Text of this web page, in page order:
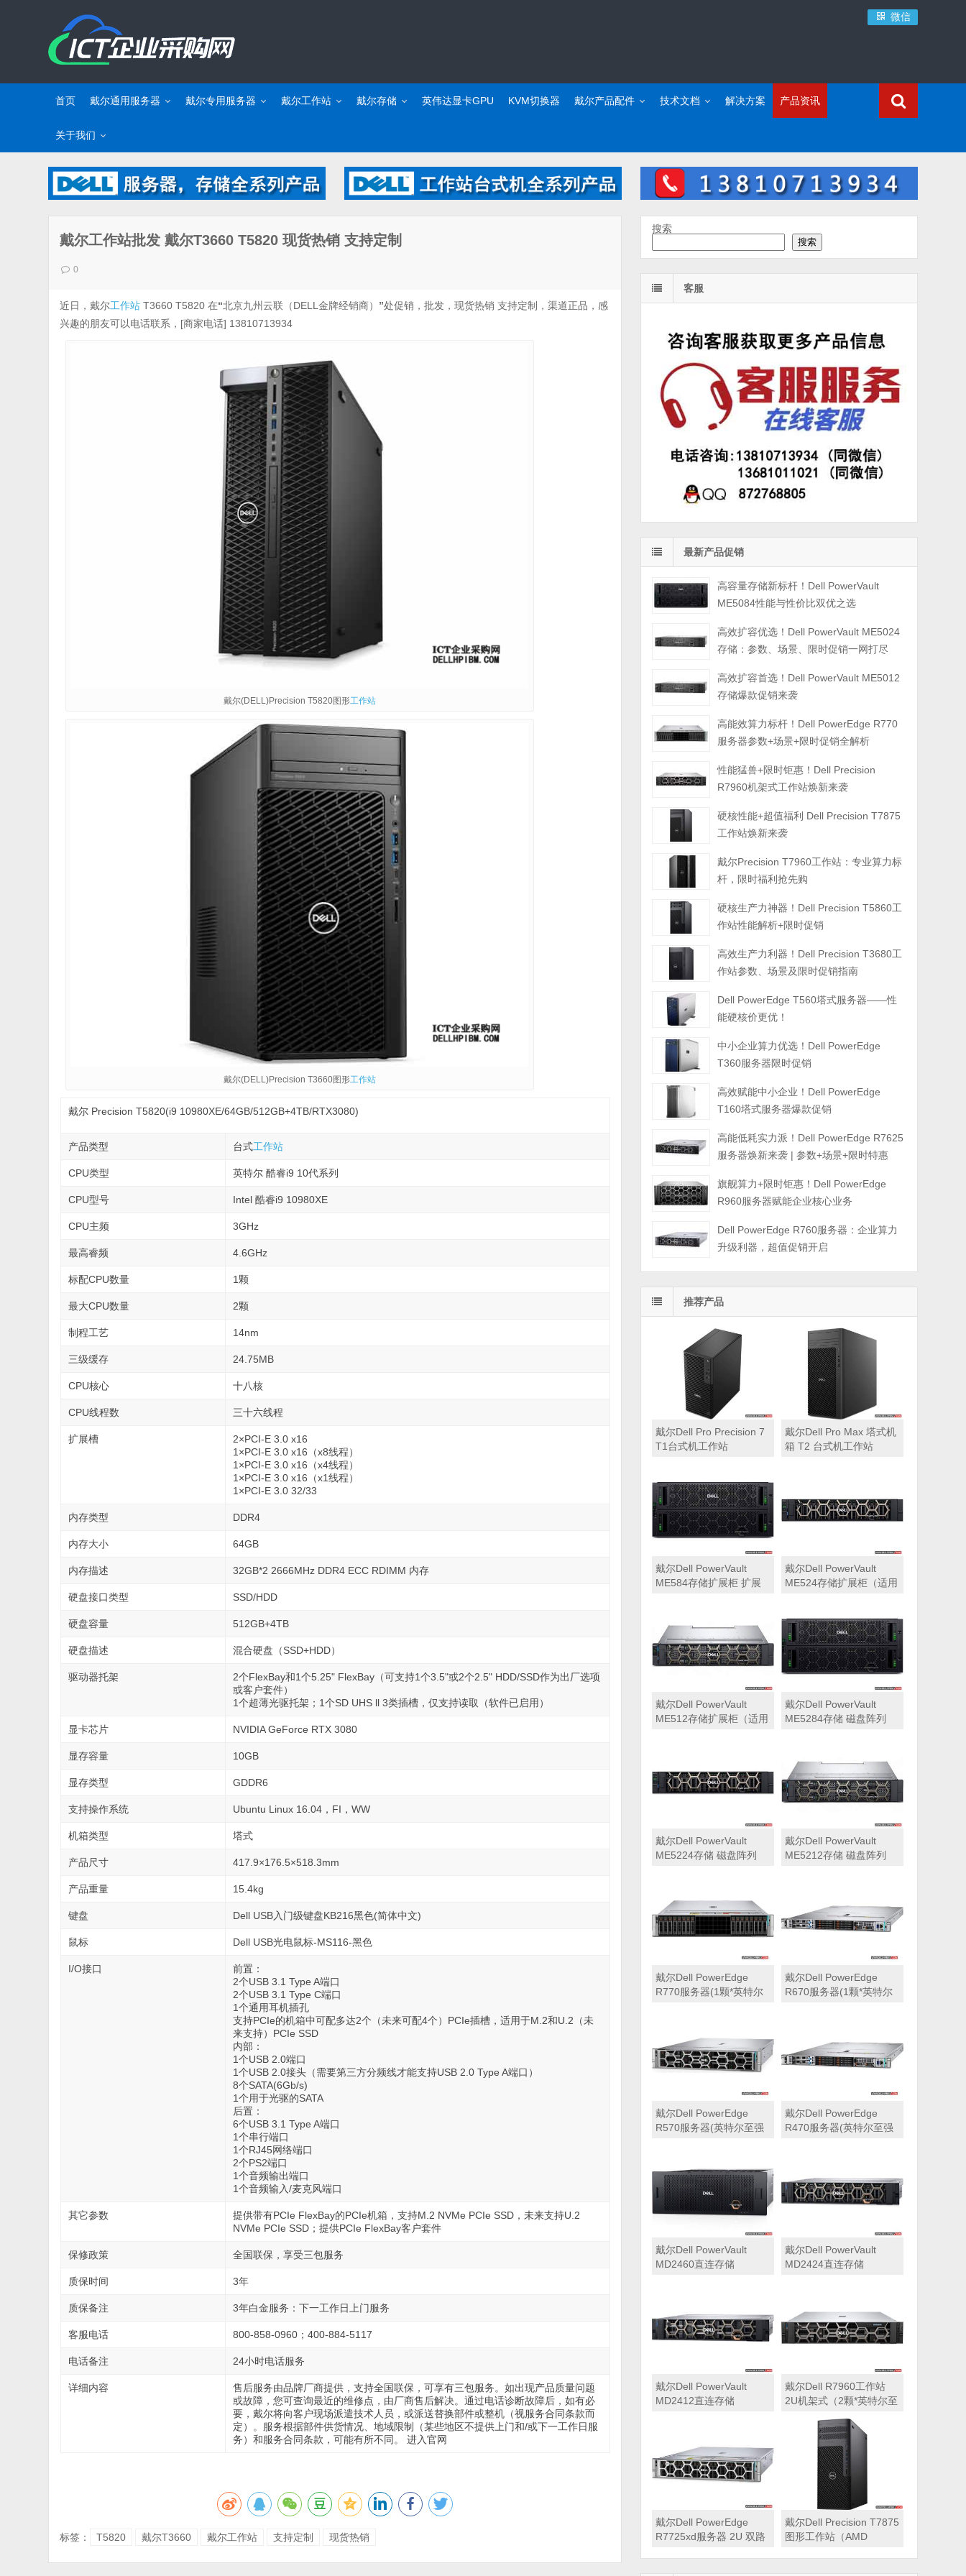
微信
首页 戴尔通用服务器 戴尔专用服务器 戴尔工作站 戴尔存储 英伟达显卡GPU KVM切换器 戴尔产品配件 技术文档 解决方案 产品资讯
关于我们
戴尔工作站批发 戴尔T3660 T5820 现货热销 支持定制
0
近日，戴尔工作站 T3660 T5820 在“北京九州云联（DELL金牌经销商） ”处促销，批发，现货热销 支持定制，渠道正品，感
兴趣的朋友可以电话联系，[商家电话] 13810713934
戴尔(DELL)Precision T5820图形工作站
戴尔(DELL)Precision T3660图形工作站
戴尔 Precision T5820(i9 10980XE/64GB/512GB+4TB/RTX3080)
产品类型 台式工作站
CPU类型 英特尔 酷睿i9 10代系列
CPU型号 Intel 酷睿i9 10980XE
CPU主频 3GHz
最高睿频 4.6GHz
标配CPU数量 1颗
最大CPU数量 2颗
制程工艺 14nm
三级缓存 24.75MB
CPU核心 十八核
CPU线程数 三十六线程
扩展槽
2×PCI-E 3.0 x16
1×PCI-E 3.0 x16（x8线程）
1×PCI-E 3.0 x16（x4线程）
1×PCI-E 3.0 x16（x1线程）
1×PCI-E 3.0 32/33
内存类型 DDR4
内存大小 64GB
内存描述 32GB*2 2666MHz DDR4 ECC RDIMM 内存
硬盘接口类型 SSD/HDD
硬盘容量 512GB+4TB
硬盘描述 混合硬盘（SSD+HDD）
驱动器托架
2个FlexBay和1个5.25" FlexBay（可支持1个3.5"或2个2.5" HDD/SSD作为出厂选项
或客户套件）
1个超薄光驱托架；1个SD UHS ll 3类插槽，仅支持读取（软件已启用）
显卡芯片 NVIDIA GeForce RTX 3080
显存容量 10GB
显存类型 GDDR6
支持操作系统 Ubuntu Linux 16.04，FI，WW
机箱类型 塔式
产品尺寸 417.9×176.5×518.3mm
产品重量 15.4kg
键盘 Dell USB入门级键盘KB216黑色(简体中文)
鼠标 Dell USB光电鼠标-MS116-黑色
I/O接口
前置：
2个USB 3.1 Type A端口
2个USB 3.1 Type C端口
1个通用耳机插孔
支持PCIe的机箱中可配多达2个（未来可配4个）PCIe插槽，适用于M.2和U.2（未
来支持）PCIe SSD
内部：
1个USB 2.0端口
1个USB 2.0接头（需要第三方分频线才能支持USB 2.0 Type A端口）
8个SATA(6Gb/s)
1个用于光驱的SATA
后置：
6个USB 3.1 Type A端口
1个串行端口
1个RJ45网络端口
2个PS2端口
1个音频输出端口
1个音频输入/麦克风端口
其它参数
提供带有PCIe FlexBay的PCIe机箱，支持M.2 NVMe PCIe SSD，未来支持U.2
NVMe PCIe SSD；提供PCIe FlexBay客户套件
保修政策 全国联保，享受三包服务
质保时间 3年
质保备注 3年白金服务：下一工作日上门服务
客服电话 800-858-0960；400-884-5117
电话备注 24小时电话服务
详细内容
售后服务由品牌厂商提供，支持全国联保，可享有三包服务。如出现产品质量问题
或故障，您可查询最近的维修点，由厂商售后解决。通过电话诊断故障后，如有必
要，戴尔将向客户现场派遣技术人员，或派送替换部件或整机（视服务合同条款而
定）。服务根据部件供货情况、地域限制（某些地区不提供上门和/或下一工作日服
务）和服务合同条款，可能有所不同。 进入官网
标签： T5820 戴尔T3660 戴尔工作站 支持定制 现货热销
搜索
搜索
客服
最新产品促销
高容量存储新标杆！Dell PowerVault
ME5084性能与性价比双优之选
高效扩容优选！Dell PowerVault ME5024
存储：参数、场景、限时促销一网打尽
高效扩容首选！Dell PowerVault ME5012
存储爆款促销来袭
高能效算力标杆！Dell PowerEdge R770
服务器参数+场景+限时促销全解析
性能猛兽+限时钜惠！Dell Precision
R7960机架式工作站焕新来袭
硬核性能+超值福利 Dell Precision T7875
工作站焕新来袭
戴尔Precision T7960工作站：专业算力标
杆，限时福利抢先购
硬核生产力神器！Dell Precision T5860工
作站性能解析+限时促销
高效生产力利器！Dell Precision T3680工
作站参数、场景及限时促销指南
Dell PowerEdge T560塔式服务器——性
能硬核价更优！
中小企业算力优选！Dell PowerEdge
T360服务器限时促销
高效赋能中小企业！Dell PowerEdge
T160塔式服务器爆款促销
高能低耗实力派！Dell PowerEdge R7625
服务器焕新来袭 | 参数+场景+限时特惠
旗舰算力+限时钜惠！Dell PowerEdge
R960服务器赋能企业核心业务
Dell PowerEdge R760服务器：企业算力
升级利器，超值促销开启
推荐产品
戴尔Dell Pro Precision 7
T1台式机工作站
戴尔Dell Pro Max 塔式机
箱 T2 台式机工作站
戴尔Dell PowerVault
ME584存储扩展柜 扩展
ME5224，ME5284等主
存储扩展）
戴尔Dell PowerVault
ME524存储扩展柜（适用
戴尔Dell PowerVault
ME512存储扩展柜（适用
戴尔Dell PowerVault
ME5284存储 磁盘阵列
戴尔Dell PowerVault
ME5224存储 磁盘阵列
戴尔Dell PowerVault
ME5212存储 磁盘阵列
戴尔Dell PowerEdge
R770服务器(1颗*英特尔
PERC H965i阵列卡丨
800W双电源丨三年保修)
戴尔Dell PowerEdge
R670服务器(1颗*英特尔
PERC H965i阵列卡丨
800W双电源丨三年保修)
戴尔Dell PowerEdge
R570服务器(英特尔至强
SSD固态硬盘丨PERC
H965i阵列卡丨800W双电
源丨三年保修)
戴尔Dell PowerEdge
R470服务器(英特尔至强
H965i阵列卡丨800W双电
源丨三年保修)
戴尔Dell PowerVault
MD2460直连存储
戴尔Dell PowerVault
MD2424直连存储
戴尔Dell PowerVault
MD2412直连存储
戴尔Dell R7960工作站
2U机架式（2颗*英特尔至
十四核心丨256GB 内存
丨1T固态硬盘+2块*8TB
硬盘丨2*RTX A6000
48GB显卡丨2400W双电
源丨三年质保）
戴尔Dell PowerEdge
R7725xd服务器 2U 双路
戴尔Dell Precision T7875
图形工作站（AMD